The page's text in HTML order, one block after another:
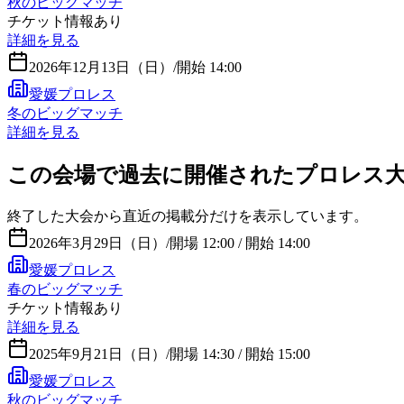
チケット情報あり
詳細を見る
2026年12月13日（日） /開始 14:00
愛媛プロレス
冬のビッグマッチ
詳細を見る
この会場で過去に開催されたプロレス
終了した大会から直近の掲載分だけを表示しています。
2026年3月29日（日） /開場 12:00 / 開始 14:00
愛媛プロレス
春のビッグマッチ
チケット情報あり
詳細を見る
2025年9月21日（日） /開場 14:30 / 開始 15:00
愛媛プロレス
秋のビッグマッチ